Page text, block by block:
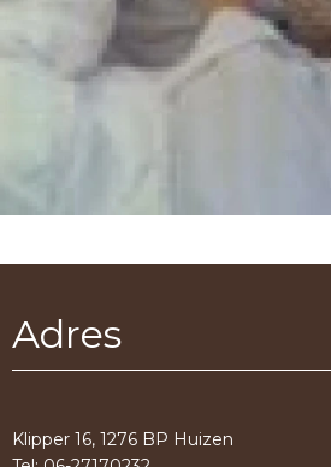
Adres
Klipper 16, 1276 BP Huizen